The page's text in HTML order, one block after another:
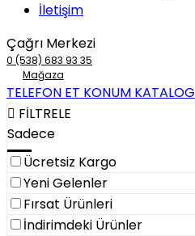
İletişim
Çağrı Merkezi
0 (538) 683 93 35
Mağaza
TELEFON ET KONUM KATALOG
FİLTRELE
Sadece
Ücretsiz Kargo
Yeni Gelenler
Fırsat Ürünleri
İndirimdeki Ürünler